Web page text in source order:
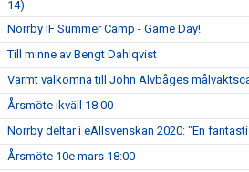
14)
Norrby IF Summer Camp - Game Day!
Till minne av Bengt Dahlqvist
Varmt välkomna till John Alvbåges
Årsmöte ikväll 18:00
Norrby deltar i eAllsvenskan 2020: "En
Årsmöte 10e mars 18:00